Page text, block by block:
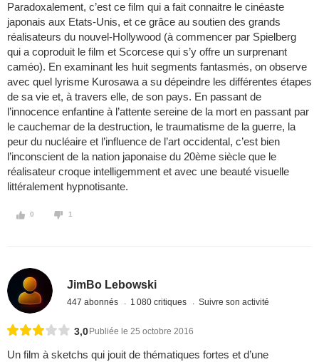
Paradoxalement, c’est ce film qui a fait connaitre le cinéaste
japonais aux Etats-Unis, et ce grâce au soutien des grands
réalisateurs du nouvel-Hollywood (à commencer par Spielberg
qui a coproduit le film et Scorcese qui s’y offre un surprenant
caméo). En examinant les huit segments fantasmés, on observe
avec quel lyrisme Kurosawa a su dépeindre les différentes étapes
de sa vie et, à travers elle, de son pays. En passant de
l’innocence enfantine à l’attente sereine de la mort en passant par
le cauchemar de la destruction, le traumatisme de la guerre, la
peur du nucléaire et l’influence de l’art occidental, c’est bien
l’inconscient de la nation japonaise du 20ème siècle que le
réalisateur croque intelligemment et avec une beauté visuelle
littéralement hypnotisante.
0 1
JimBo Lebowski
447 abonnés 1 080 critiques Suivre son activité
3,0 Publiée le 25 octobre 2016
Un film à sketchs qui jouit de thématiques fortes et d’une